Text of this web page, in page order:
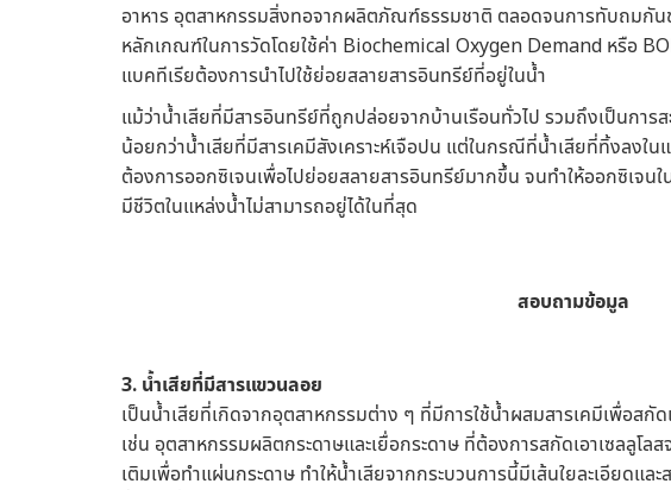
อาหาร อุตสาหกรรมสิ่งทอจากผลิตภัณฑ์ธรรมชาติ ตลอดจนการทับถมกัน
หลักเกณฑ์ในการวัดโดยใช้ค่า Biochemical Oxygen Demand หรือ
แบคทีเรียต้องการนำไปใช้ย่อยสลายสารอินทรีย์ที่อยู่ในน้ำ
แม้ว่าน้ำเสียที่มีสารอินทรีย์ที่ถูกปล่อยจากบ้านเรือนทั่วไป รวมถึงเป็นการ
น้อยกว่าน้ำเสียที่มีสารเคมีสังเคราะห์เจือปน แต่ในกรณีที่น้ำเสียที่ทิ้งลงใ
ต้องการออกซิเจนเพื่อไปย่อยสลายสารอินทรีย์มากขึ้น จนทำให้ออกซิเจน
มีชีวิตในแหล่งน้ำไม่สามารถอยู่ได้ในที่สุด
สอบถามข้อมูล
3. น้ำเสียที่มีสารแขวนลอย
เป็นน้ำเสียที่เกิดจากอุตสาหกรรมต่าง ๆ ที่มีการใช้น้ำผสมสารเคมีเพื่อสกั
เช่น อุตสาหกรรมผลิตกระดาษและเยื่อกระดาษ ที่ต้องการสกัดเอาเซลลูโล
เติมเพื่อทำแผ่นกระดาษ ทำให้น้ำเสียจากกระบวนการนี้มีเส้นใยละเอียดแล